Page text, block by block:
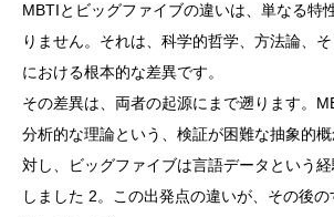
MBTIとビッグファイブの違いは、単なる特
りません。それは、科学的哲学、方法論、
における根本的な差異です。
その差異は、両者の起源にまで遡ります。
分析的な理論という、検証が困難な抽象的
対し、ビッグファイブは言語データという
しました 2。この出発点の違いが、その後